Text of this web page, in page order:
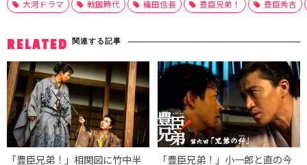
大河ドラマ 戦国時代 織田信長 豊臣兄弟！ 豊臣秀吉
RELATED 関連する記事
「豊臣兄弟！」相関図に竹中半
「豊臣兄弟！」小一郎と直の今